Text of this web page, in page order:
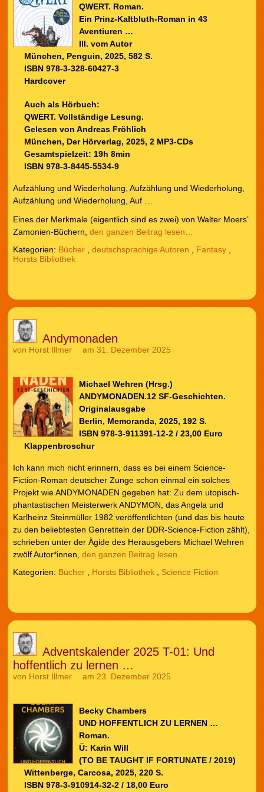
QWERT. Roman.
Ein Prinz-Kaltbluth-Roman in 43
Aventiuren …
Ill. vom Autor
München, Penguin, 2025, 582 S.
ISBN 978-3-328-60427-3
Hardcover
Auch als Hörbuch:
QWERT. Vollständige Lesung.
Gelesen von Andreas Fröhlich
München, Der Hörverlag, 2025, 2 MP3-CDs
Gesamtspielzeit: 19h 8min
ISBN 978-3-8445-5534-9
Aufzählung und Wiederholung, Aufzählung und Wiederholung,
Aufzählung und Wiederholung, Auf …
Eines der Merkmale (eigentlich sind es zwei) von Walter Moers’
Zamonien-Büchern, den ganzen Beitrag lesen…
Kategorien: Bücher, deutschsprachige Autoren Fantasy,
Horsts Bibliothek
Andymonaden
von Horst Illmer am 31. Dezember 2025
Michael Wehren (Hrsg.)
ANDYMONADEN.12 SF-Geschichten.
Originalausgabe
Berlin, Memoranda, 2025, 192 S.
ISBN 978-3-911391-12-2 / 23,00 Euro
Klappenbroschur
Ich kann mich nicht erinnern, dass es bei einem Science-
Fiction-Roman deutscher Zunge schon einmal ein solches
Projekt wie ANDYMONADEN gegeben hat: Zu dem utopisch-
phantastischen Meisterwerk ANDYMON, das Angela und
Karlheinz Steinmüller 1982 veröffentlichten (und das bis heute
zu den beliebtesten Genretiteln der DDR-Science-Fiction zählt),
schrieben unter der Ägide des Herausgebers Michael Wehren
zwölf Autor*innen, den ganzen Beitrag lesen…
Kategorien: Bücher, Horsts Bibliothek, Science Fiction
Adventskalender 2025 T-01: Und
hoffentlich zu lernen …
von Horst Illmer am 23. Dezember 2025
Becky Chambers
UND HOFFENTLICH ZU LERNEN …
Roman.
Ü: Karin Will
(TO BE TAUGHT IF FORTUNATE / 2019)
Wittenberge, Carcosa, 2025, 220 S.
ISBN 978-3-910914-32-2 / 18,00 Euro